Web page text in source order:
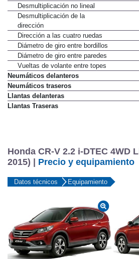
Desmultiplicación no lineal
Desmultiplicación de la
dirección
Dirección a las cuatro ruedas
Diámetro de giro entre bordillos
Diámetro de giro entre paredes
Vueltas de volante entre topes
Neumáticos delanteros
Neumáticos traseros
Llantas delanteras
Llantas Traseras
Honda CR-V 2.2 i-DTEC 4WD
2015) | Precio y equipamiento
Datos técnicos Equipamiento